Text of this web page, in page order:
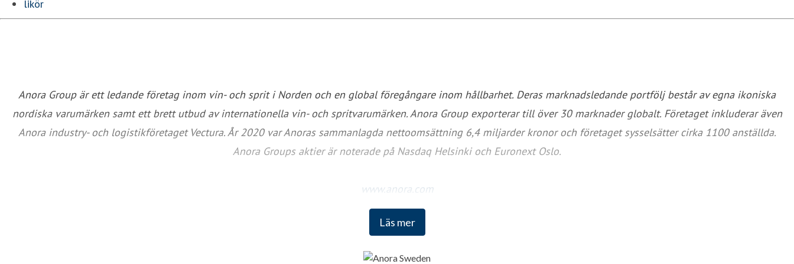
likör
Anora Group är ett ledande företag inom vin- och sprit i Norden och en global föregångare inom hållbarhet. Deras marknadsledande portfölj består av egna ikoniska
nordiska varumärken samt ett brett utbud av internationella vin- och spritvarumärken. Anora Group exporterar till över 30 marknader globalt. Företaget inkluderar även
Anora industry- och logistikföretaget Vectura. År 2020 var Anoras sammanlagda nettoomsättning 6,4 miljarder kronor och företaget sysselsätter cirka 1100 anställda.
Anora Groups aktier är noterade på Nasdaq Helsinki och Euronext Oslo.
www.anora.com
Läs mer